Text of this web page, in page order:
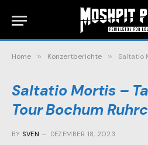
Home » Konzertberichte » Saltatio
Saltatio Mortis –
Tour Bochum
BY SVEN DEZEMBER 18, 2023